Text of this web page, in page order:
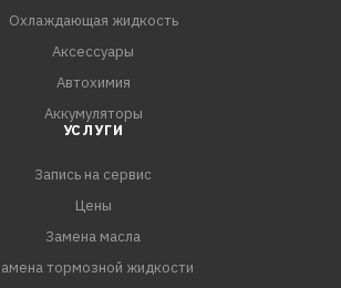
Охлаждающая жидкость
Аксессуары
Автохимия
Аккумуляторы
УСЛУГИ
Запись на сервис
Цены
Замена масла
тормозной жидкости